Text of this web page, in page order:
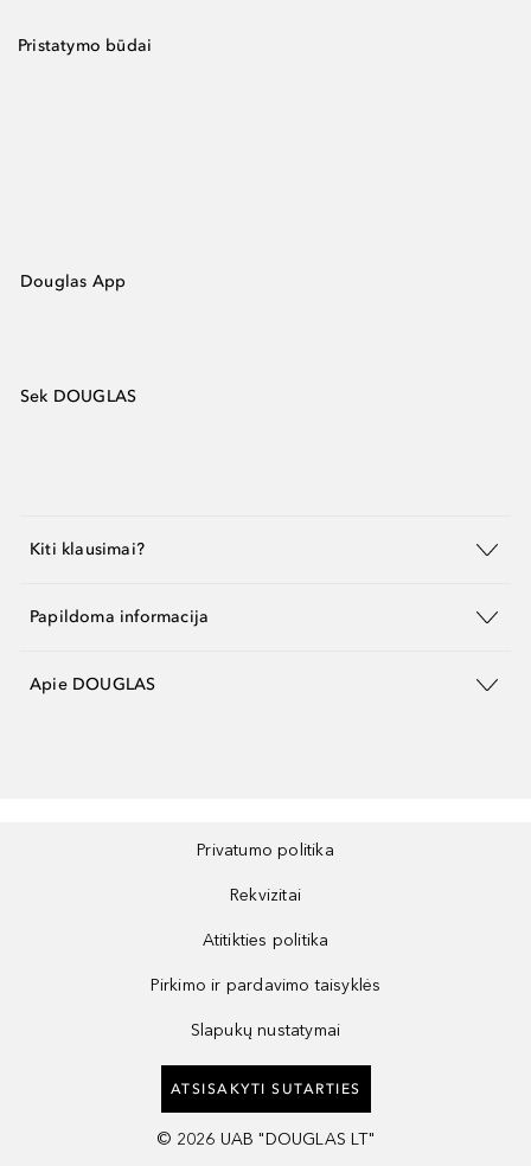
Pristatymo būdai
Douglas App
Sek DOUGLAS
Kiti klausimai?
Papildoma informacija
Apie DOUGLAS
Privatumo politika
Rekvizitai
Atitikties politika
Pirkimo ir pardavimo taisyklės
Slapukų nustatymai
ATSISAKYTI SUTARTIES
© 2026 UAB "DOUGLAS LT"